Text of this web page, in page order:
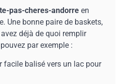
pas-cheres-andorre en
Une bonne paire de baskets,
déjà de quoi remplir
par exemple :
facile balisé vers un lac pour